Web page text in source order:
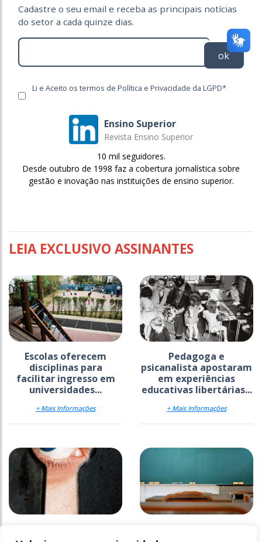
Cadastre o seu email e receba as principais notícias
do setor a cada quinze dias.
ok
Li e Aceito os termos de Política e Privacidade da LGPD*
Ensino Superior
Revista Ensino Superior
10 mil seguidores.
Desde outubro de 1998 faz a cobertura jornalística sobre
gestão e inovação nas instituições de ensino superior.
LEIA EXCLUSIVO ASSINANTES
Escolas oferecem
disciplinas para
facilitar ingresso em
universidades...
+ Mais Informações
Pedagoga e
psicanalista apostaram
em experiências
educativas libertárias...
+ Mais Informações